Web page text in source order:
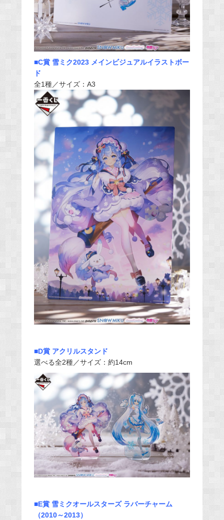
■C賞 雪ミク2023 メインビジュアルイラストボー
ド
全1種／サイズ：A3
■D賞 アクリルスタンド
選べる全2種／サイズ：約14cm
■E賞 雪ミクオールスターズ ラバーチャーム
（2010～2013）